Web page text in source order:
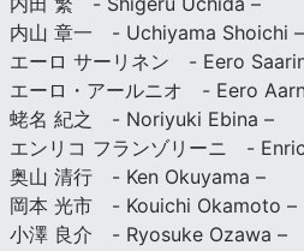
内山 章一 - Uchiyama Shoichi –
エーロ サーリネン - Eero
エーロ・アールニオ - Eero
蛯名 紀之 - Noriyuki Ebina –
エンリコ フランゾリーニ -
奥山 清行 - Ken Okuyama –
岡本 光市 - Kouichi Okamoto –
小澤 良介 - Ryosuke Ozawa –